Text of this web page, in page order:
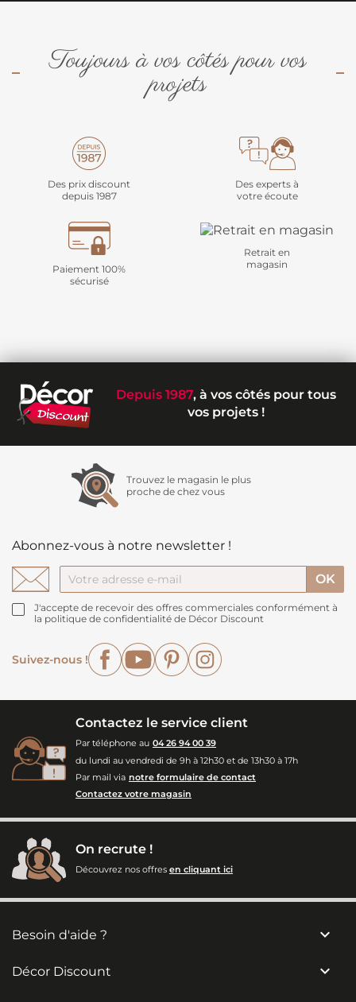
Toujours à vos côtés pour vos
projets
Des prix discount
depuis 1987
Des experts à
votre écoute
Paiement 100%
sécurisé
Retrait en
magasin
Depuis 1987, à vos côtés pour tous
vos projets !
Trouvez le magasin le plus
proche de chez vous
Abonnez-vous à notre newsletter !
J'accepte de recevoir des offres commerciales conformément à
la politique de confidentialité de Décor Discount
Suivez-nous !
FacebookYouTubePinterest
Contactez le service client
Par téléphone au 04 26 94 00 39
du lundi au vendredi de 9h à 12h30 et de 13h30 à 17h
Par mail via notre formulaire de contact
Contactez votre magasin
On recrute !
Découvrez nos offres en cliquant ici
Besoin d'aide ? 
Décor Discount 